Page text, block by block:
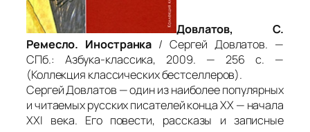
Довлатов, С.
Ремесло. Иностранка / Сергей Довлатов. —
СПб.: Азбука-классика, 2009. — 256 с. —
(Коллекция классических бестселлеров).
Сергей Довлатов — один из наиболее популярных
и читаемых русских писателей конца ХХ — начала
XXI века. Его повести, рассказы и записные